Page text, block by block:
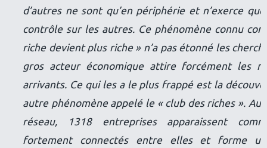
d’autres ne sont qu’en périphérie et n’exerce
contrôle sur les autres. Ce phénomène connu
riche devient plus riche » n’a pas étonné les
gros acteur économique attire forcément les
arrivants. Ce qui les a le plus frappé est la
autre phénomène appelé le « club des riches ». Au
réseau, 1318 entreprises apparaissent
fortement connectés entre elles et forme